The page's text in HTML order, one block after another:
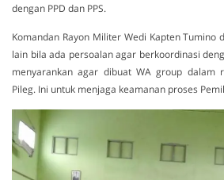
dengan PPD dan PPS.
Komandan Rayon Militer Wedi Kapten Tumino
lain bila ada persoalan agar berkoordinasi
menyarankan agar dibuat WA group dalam
Pileg. Ini untuk menjaga keamanan proses